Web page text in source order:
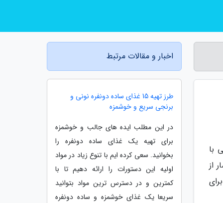
با
از
اخبار و مقالات مرتبط
طرز تهیه 15 غذای ساده دونفره نونی و
برنجی سریع و خوشمزه
در این مطلب ایده های جالب و خوشمزه
برای تهیه یک غذای ساده دونفره را
بخوانید. سعی کرده ایم با تنوع زیاد در مواد
اولیه این دستورات را ارائه دهیم تا با
کمترین و در دسترس ترین مواد بتوانید
سریعا یک غذای خوشمزه و ساده دونفره